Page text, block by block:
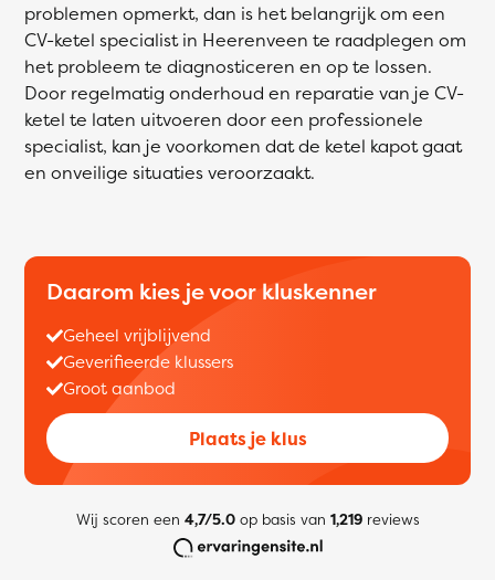
problemen opmerkt, dan is het belangrijk om een
CV-ketel specialist in Heerenveen te raadplegen om
het probleem te diagnosticeren en op te lossen.
Door regelmatig onderhoud en reparatie van je CV-
ketel te laten uitvoeren door een professionele
specialist, kan je voorkomen dat de ketel kapot gaat
en onveilige situaties veroorzaakt.
Daarom kies je voor kluskenner
Geheel vrijblijvend
Geverifieerde klussers
Groot aanbod
Plaats je klus
Wij scoren een 4,7/5.0op basis van 1,219reviews